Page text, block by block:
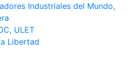
Industriales del Mundo,
ULET
Libertad